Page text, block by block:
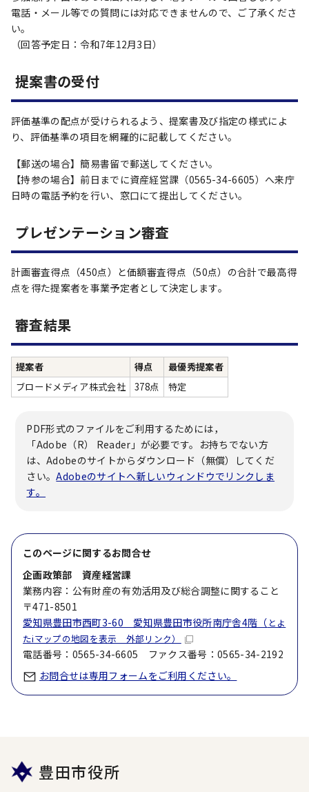
電話・メール等での質問には対応できませんので、ご了承くださ
い。
（回答予定日：令和7年12月3日）
提案書の受付
評価基準の配点が受けられるよう、提案書及び指定の様式によ
り、評価基準の項目を網羅的に記載してください。
【郵送の場合】簡易書留で郵送してください。
【持参の場合】前日までに資産経営課（0565-34-6605）へ来庁
日時の電話予約を行い、窓口にて提出してください。
プレゼンテーション審査
計画審査得点（450点）と価額審査得点（50点）の合計で最高得
点を得た提案者を事業予定者として決定します。
審査結果
提案者 得点
最優秀提案者
ブロードメディア株式会社
378点 特定
PDF形式のファイルをご利用するためには，
「Adobe（R） Reader」が必要です。お持ちでない方
は、Adobeのサイトからダウンロード（無償）してくだ
さい。Adobeのサイトへ新しいウィンドウでリンクしま
す。
このページに関するお問合せ
企画政策部 資産経営課
業務内容：公有財産の有効活用及び総合調整に関すること
〒471-8501
愛知県豊田市西町3-60 愛知県豊田市役所南庁舎4階（ とよ
たiマップの地図を表示 外部リンク）
電話番号：0565-34-6605 ファクス番号：0565-34-2192
お問合せは専用フォームをご利用ください。
豊田市役所